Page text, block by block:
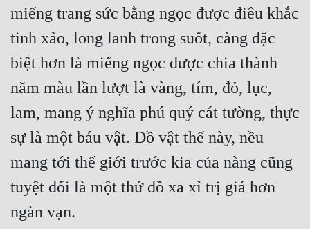
miếng trang sức bằng ngọc được điêu khắc
tinh xảo, long lanh trong suốt, càng đặc
biệt hơn là miếng ngọc được chia thành
năm màu lần lượt là vàng, tím, đỏ, lục,
lam, mang ý nghĩa phú quý cát tường, thực
sự là một báu vật. Đồ vật thế này, nều
mang tới thế giới trước kia của nàng cũng
tuyệt đối là một thứ đồ xa xỉ trị giá hơn
ngàn vạn.